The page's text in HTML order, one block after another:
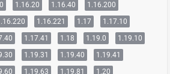
1.16.20 1.16.40
1.16.200
1.16.221 1.17
1.17.10
1.17.41 1.18 1.19.0
1.19.10
1.19.31 1.19.40
1.19.41
1.19.63 1.19.81 1.20